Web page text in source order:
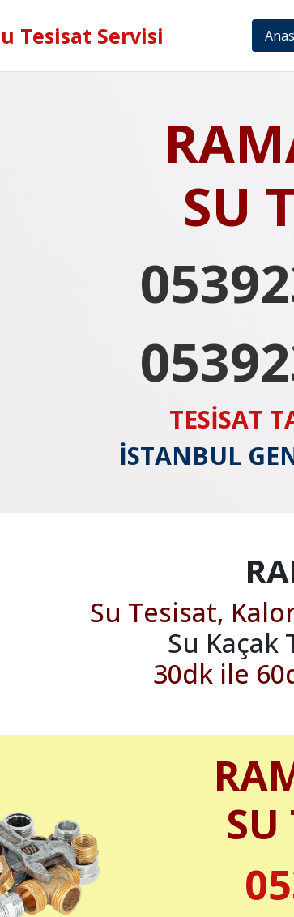
Tesisat Servisi
SU
TESİSAT
İSTANBUL
Su Tesisat,
Su Kaçak
30dk ile
SU